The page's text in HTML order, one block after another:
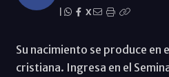
X
Su nacimiento se produce en
cristiana. Ingresa en el